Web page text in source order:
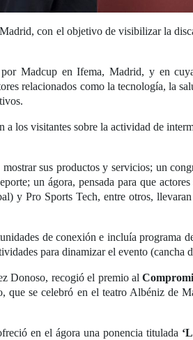
con el objetivo de visibilizar la
Madcup en Ifema, Madrid, y en
relacionados como la tecnología, la
los visitantes sobre la actividad de
sus productos y servicios; un
un ágora, pensada para que
y Pro Sports Tech, entre otros,
de conexión e incluía programa
para dinamizar el evento (cancha
Donoso, recogió el premio al
se celebró en el teatro Albéniz de
en el ágora una ponencia titulada